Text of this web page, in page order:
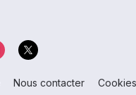
Nous contacter Cookies